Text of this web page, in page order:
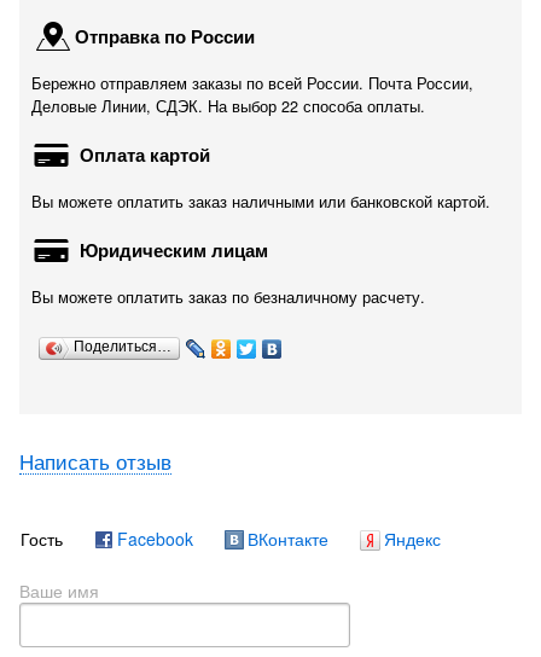
Отправка по России
Бережно отправляем заказы по всей России. Почта России,
Деловые Линии, СДЭК. На выбор 22 способа оплаты.
Оплата картой
Вы можете оплатить заказ наличными или банковской картой.
Юридическим лицам
Вы можете оплатить заказ по безналичному расчету.
Поделиться…
Написать отзыв
Гость Facebook ВКонтакте Яндекс
Ваше имя